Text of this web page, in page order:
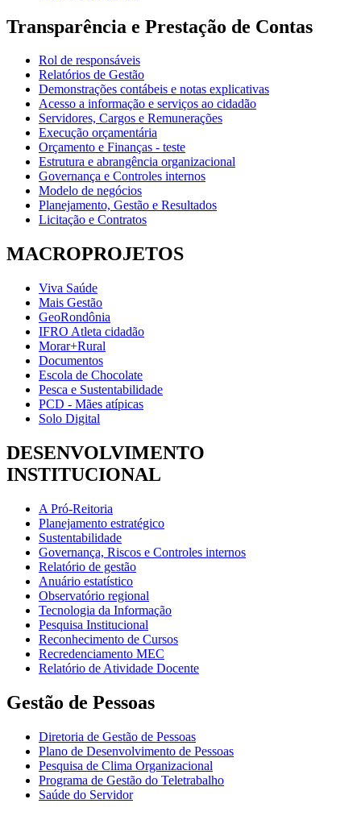
Transparência e Prestação de Contas
Rol de responsáveis
Relatórios de Gestão
Demonstrações contábeis e notas explicativas
Acesso a informação e serviços ao cidadão
Servidores, Cargos e Remunerações
Execução orçamentária
Orçamento e Finanças - teste
Estrutura e abrangência organizacional
Governança e Controles internos
Modelo de negócios
Planejamento, Gestão e Resultados
Licitação e Contratos
MACROPROJETOS
Viva Saúde
Mais Gestão
GeoRondônia
IFRO Atleta cidadão
Morar+Rural
Documentos
Escola de Chocolate
Pesca e Sustentabilidade
PCD - Mães atípicas
Solo Digital
DESENVOLVIMENTO
INSTITUCIONAL
A Pró-Reitoria
Planejamento estratégico
Sustentabilidade
Governança, Riscos e Controles internos
Relatório de gestão
Anuário estatístico
Observatório regional
Tecnologia da Informação
Pesquisa Institucional
Reconhecimento de Cursos
Recredenciamento MEC
Relatório de Atividade Docente
Gestão de Pessoas
Diretoria de Gestão de Pessoas
Plano de Desenvolvimento de Pessoas
Pesquisa de Clima Organizacional
Programa de Gestão do Teletrabalho
Saúde do Servidor